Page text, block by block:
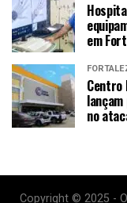
em
Centro
no
Copyright © 2025 -